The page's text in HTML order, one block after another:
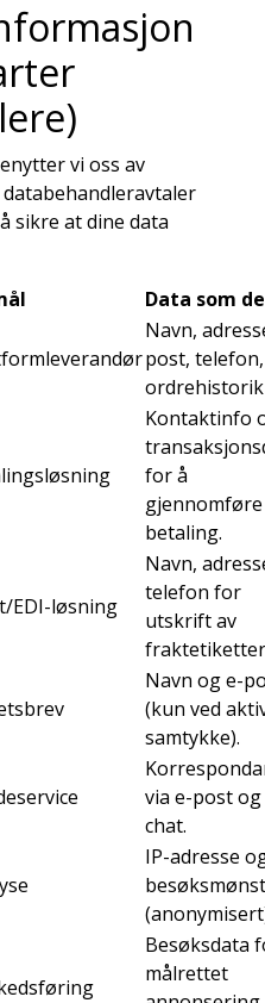
vi oss av
sikre at dine data
Data som
Navn,
post, telefon,
Kontaktinfo
for å
gjennomføre
betaling.
EDI-løsning
Navn,
telefon for
utskrift av
Navn og e-
(kun ved
samtykke).
via e-post og
chat.
IP-adresse
Besøksdata
målrettet